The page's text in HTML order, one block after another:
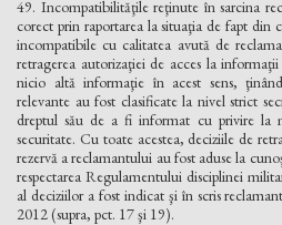
49. Incompatibilităţile reţinute în sarcina
corect prin raportarea la situaţia de fapt din
incompatibile cu calitatea avută de
retragerea autorizaţiei de acces la
nicio altă informaţie în acest sens,
relevante au fost clasificate la nivel strict
dreptul său de a fi informat cu privire la
securitate. Cu toate acestea, deciziile de
rezervă a reclamantului au fost aduse la
respectarea Regulamentului disciplinei
al deciziilor a fost indicat şi în scris
2012 (supra, pct. 17 şi 19).